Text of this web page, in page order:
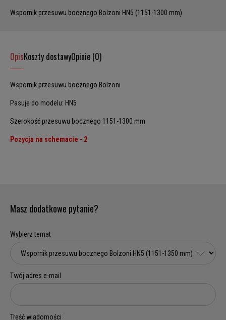
Wspornik przesuwu bocznego Bolzoni HN5 (1151-1300 mm)
OpisKoszty dostawyOpinie (0)
Wspornik przesuwu bocznego Bolzoni
Pasuje do modelu: HN5
Szerokość przesuwu bocznego 1151-1300 mm
Pozycja na schemacie - 2
Masz dodatkowe pytanie?